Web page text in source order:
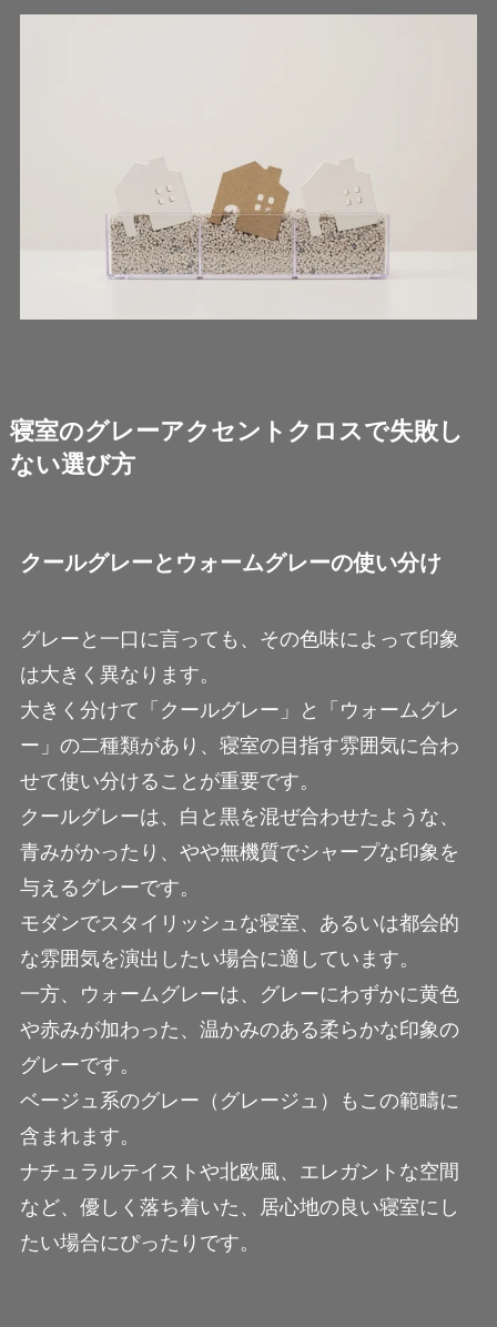
寝室のグレーアクセントクロスで失敗し
ない選び方
クールグレーとウォームグレーの使い分け
グレーと一口に言っても、その色味によって印象
は大きく異なります。
大きく分けて「クールグレー」と「ウォームグレ
ー」の二種類があり、寝室の目指す雰囲気に合わ
せて使い分けることが重要です。
クールグレーは、白と黒を混ぜ合わせたような、
青みがかったり、やや無機質でシャープな印象を
与えるグレーです。
モダンでスタイリッシュな寝室、あるいは都会的
な雰囲気を演出したい場合に適しています。
一方、ウォームグレーは、グレーにわずかに黄色
や赤みが加わった、温かみのある柔らかな印象の
グレーです。
ベージュ系のグレー（グレージュ）もこの範疇に
含まれます。
ナチュラルテイストや北欧風、エレガントな空間
など、優しく落ち着いた、居心地の良い寝室にし
たい場合にぴったりです。